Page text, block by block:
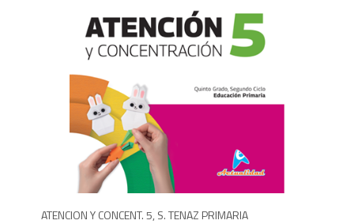
ATENCION Y CONCENT. 5, S. TENAZ PRIMARIA